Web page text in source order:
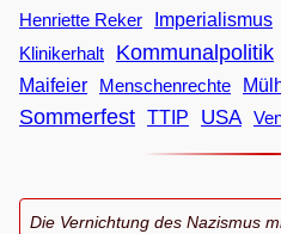
Henriette Reker
Imperialismus
Klinikerhalt Kommunalpolitik
Maifeier
Menschenrechte
Sommerfest TTIP USA
Die Vernichtung des Nazismus